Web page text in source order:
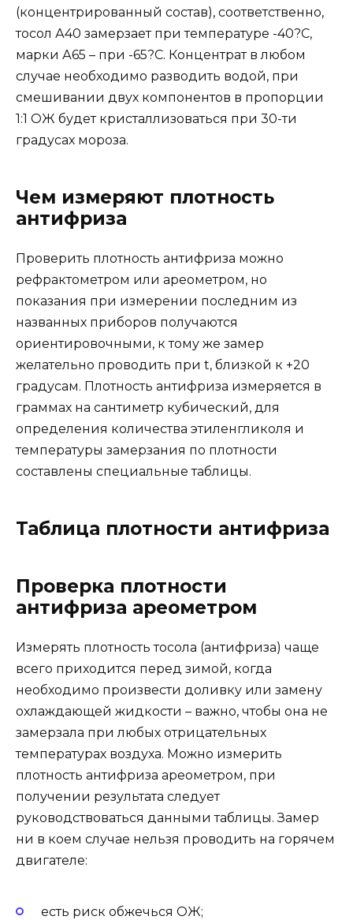
(концентрированный состав), соответственно,
тосол А40 замерзает при температуре -40?C,
марки А65 – при -65?C. Концентрат в любом
случае необходимо разводить водой, при
смешивании двух компонентов в пропорции
1:1 ОЖ будет кристаллизоваться при 30-ти
градусах мороза.
Чем измеряют плотность
антифриза
Проверить плотность антифриза можно
рефрактометром или ареометром, но
показания при измерении последним из
названных приборов получаются
ориентировочными, к тому же замер
желательно проводить при t, близкой к +20
градусам. Плотность антифриза измеряется в
граммах на сантиметр кубический, для
определения количества этиленгликоля и
температуры замерзания по плотности
составлены специальные таблицы.
Таблица плотности антифриза
Проверка плотности
антифриза ареометром
Измерять плотность тосола (антифриза) чаще
всего приходится перед зимой, когда
необходимо произвести доливку или замену
охлаждающей жидкости – важно, чтобы она не
замерзала при любых отрицательных
температурах воздуха. Можно измерить
плотность антифриза ареометром, при
получении результата следует
руководствоваться данными таблицы. Замер
ни в коем случае нельзя проводить на горячем
двигателе:
есть риск обжечься ОЖ;